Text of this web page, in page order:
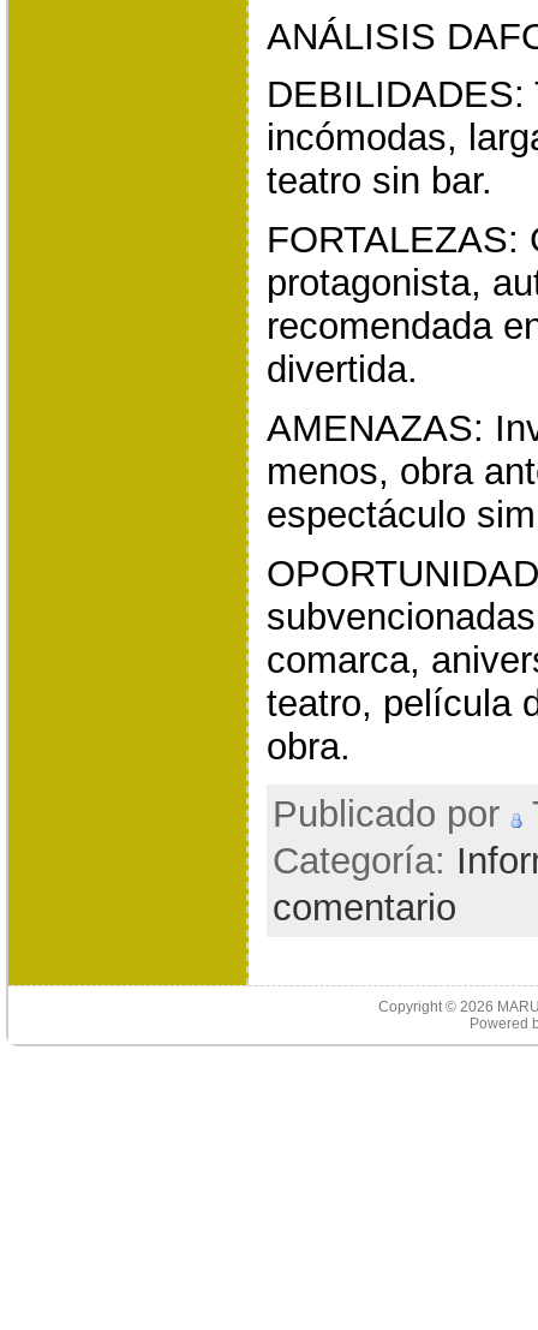
ANÁLISIS
DEBILIDADES:
incómodas,
teatro sin bar.
FORTALEZAS:
protagonista,
recomendada
divertida.
AMENAZAS:
menos, obra
espectáculo
comarca,
teatro, película
obra.
Publicado por
Categoría:
comentario
Copyright © 2026
Powered